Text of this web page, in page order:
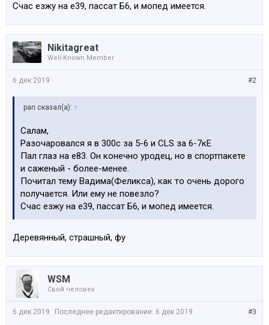
Счас езжу на е39, пассат Б6, и мопед имеется.
Nikitagreat
Well-Known Member
#2
6 дек 2019
pan сказал(а): ↑
Салам,
Разочаровался я в 300с за 5-6 и CLS за 6-7кЕ
Пал глаз на е83. Он конечно уродец, но в спортпакете
и саженый - более-менее.
Почитал тему Вадима(Феликса), как то очень дорого
получается. Или ему не повезло?
Счас езжу на е39, пассат Б6, и мопед имеется.
Деревянный, страшный, фу
WSM
Свой человек
#3
6 дек 2019 Последнее редактирование: 6 дек 2019